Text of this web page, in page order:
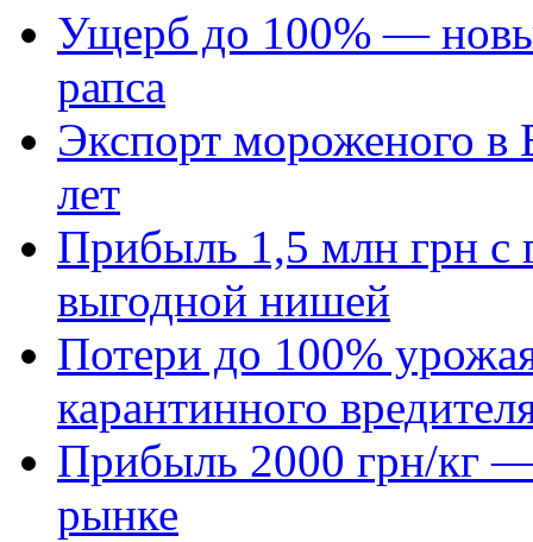
Ущерб до 100% —
рапса
Экспорт мороженого в
лет
Прибыль 1,5 млн грн с
выгодной нишей
Потери до 100%
карантинного
Прибыль 2000 грн/кг —
рынке